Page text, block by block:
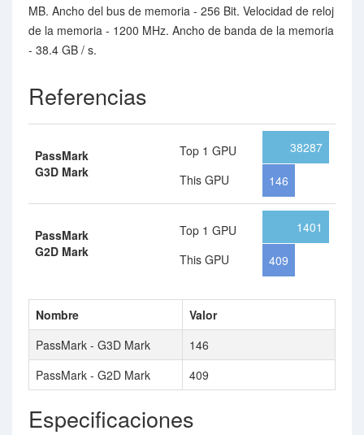
MB. Ancho del bus de memoria - 256 Bit. Velocidad de reloj
de la memoria - 1200 MHz. Ancho de banda de la memoria
- 38.4 GB / s.
Referencias
PassMark
G3D Mark
Top 1 GPU
This GPU
38287
146
PassMark
G2D Mark
Top 1 GPU
This GPU
1401
409
Nombre
Valor
PassMark - G3D Mark
146
PassMark - G2D Mark
409
Especificaciones